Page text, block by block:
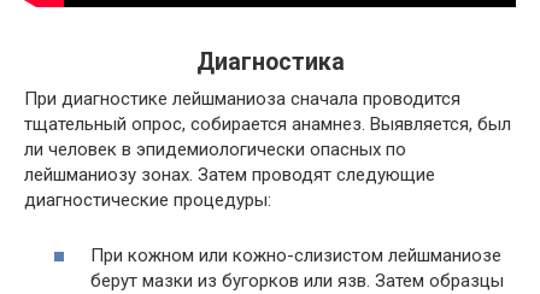
Диагностика
При диагностике лейшманиоза сначала проводится
тщательный опрос, собирается анамнез. Выявляется, был
ли человек в эпидемиологически опасных по
лейшманиозу зонах. Затем проводят следующие
диагностические процедуры:
При кожном или кожно-слизистом лейшманиозе
берут мазки из бугорков или язв. Затем образцы